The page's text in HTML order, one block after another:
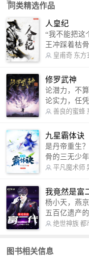
同类精选作品
人皇纪
“我不能把这个
王冲踩着枯
倒，扶大厦之
微博：皇甫
87） QQ交流群：320238210【普通群】 574501330
皇甫奇 东方
修罗武神
论潜力，不
论实力，任
军。 我是谁？天下众生视我为修罗，却不知，我以
信公众号：
善良的蜜蜂
九星霸体诀
是丹帝重生
骨的三无少
术，修行神
勾搭各色美女，镇
尘一到，地
故事纯属虚
号入座，抓
平凡魔术师
我竟然是富
杨小天，燕
五百亿遗产
书，给我定制
呢？” “回杨总，开车太堵，已经给你安排了直升
绝世神族 都
图书相关信息